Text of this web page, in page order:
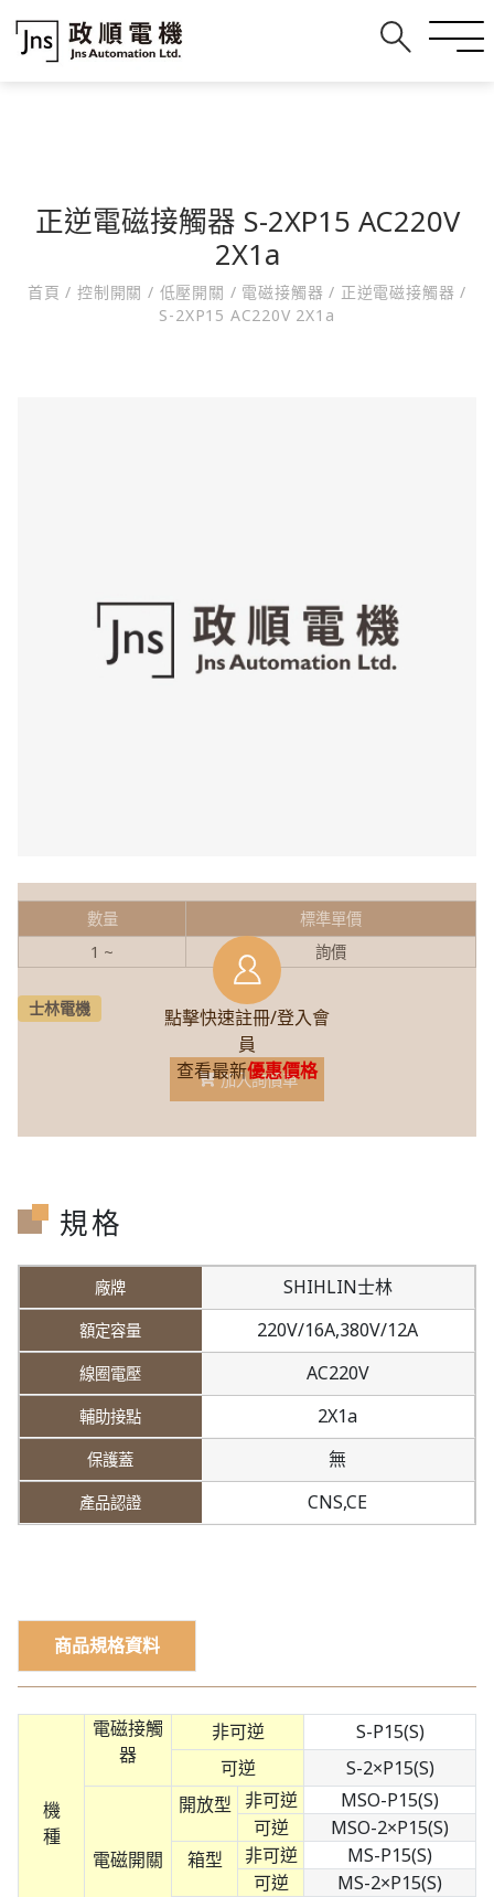
正逆電磁接觸器 S-2XP15 AC220V
2X1a
首頁/ 控制開關/ 低壓開關 / 電磁接觸器/ 正逆電磁接觸器/
S-2XP15 AC220V 2X1a
點擊快速註冊/登入會
員
查看最新優惠價格
數量
標準單價
1 ~
詢價
士林電機
加入詢價車
規格
SHIHLIN士林
220V/16A,380V/12A
AC220V
2X1a
無
CNS,CE
商品規格資料
機
種
電磁接觸
器
非可逆
S-P15(S)
可逆
S-2×P15(S)
電磁開關
開放型 非可逆
MSO-P15(S)
可逆
MSO-2×P15(S)
箱型
非可逆
MS-P15(S)
可逆
MS-2×P15(S)